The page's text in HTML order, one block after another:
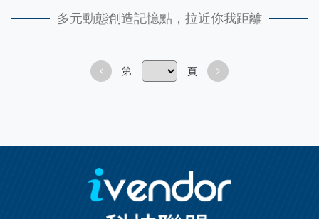
多元動態創造記憶點，拉近你我距離
第 頁